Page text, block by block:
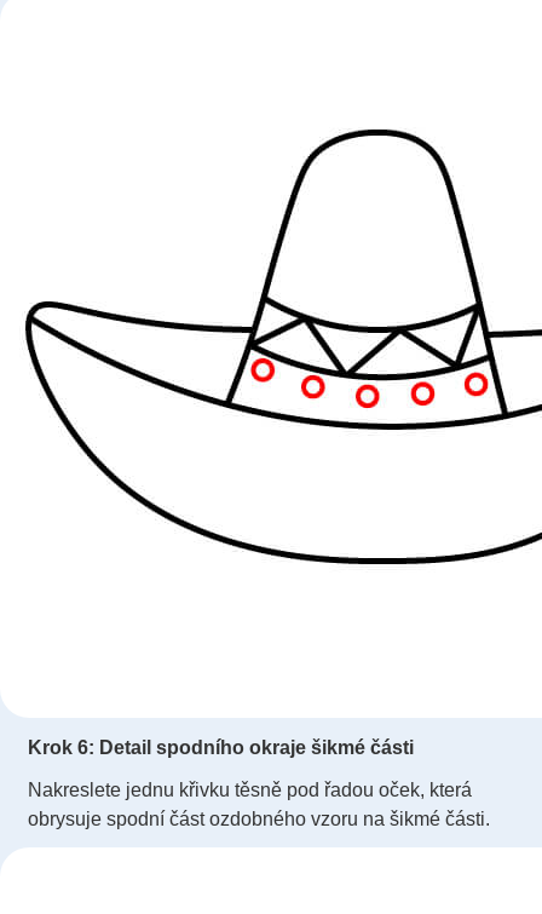
Krok 6: Detail spodního okraje šikmé části
Nakreslete jednu křivku těsně pod řadou oček, která
obrysuje spodní část ozdobného vzoru na šikmé části.